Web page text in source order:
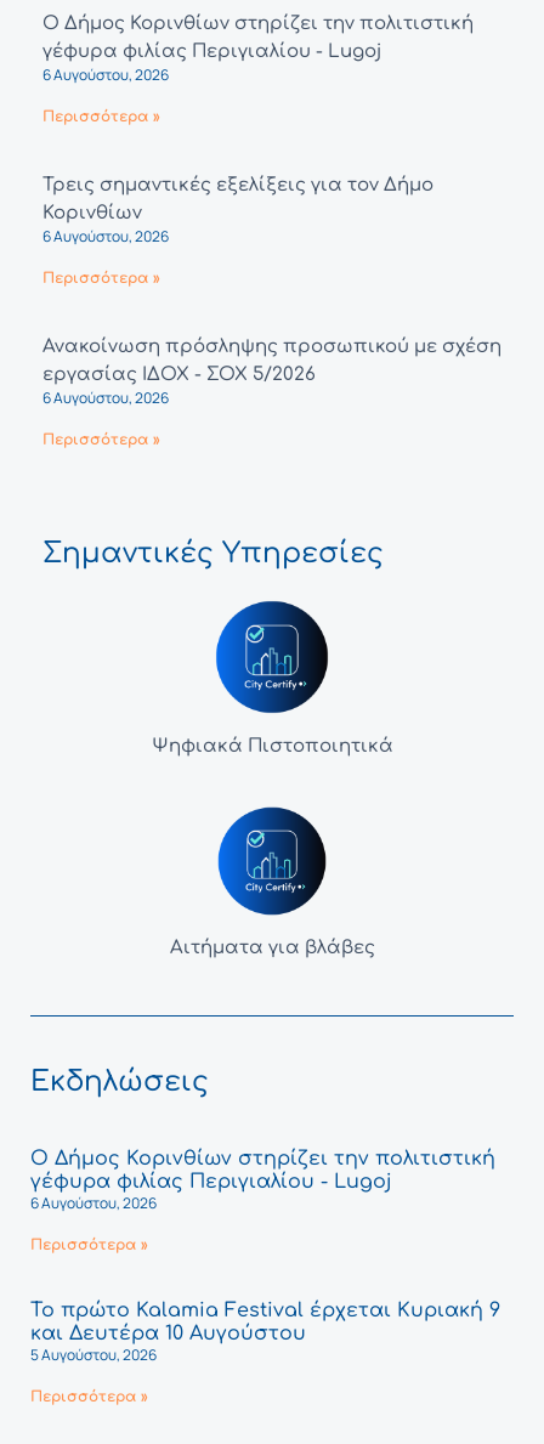
Ο Δήμος Κορινθίων στηρίζει την πολιτιστική
γέφυρα φιλίας Περιγιαλίου - Lugoj
6 Αυγούστου, 2026
Περισσότερα »
Τρεις σημαντικές εξελίξεις για τον Δήμο
Κορινθίων
6 Αυγούστου, 2026
Περισσότερα »
Ανακοίνωση πρόσληψης προσωπικού με σχέση
εργασίας ΙΔΟΧ - ΣΟΧ 5/2026
6 Αυγούστου, 2026
Περισσότερα »
Σημαντικές Υπηρεσίες
Ψηφιακά Πιστοποιητικά
Αιτήματα για βλάβες
Εκδηλώσεις
Ο Δήμος Κορινθίων στηρίζει την πολιτιστική
γέφυρα φιλίας Περιγιαλίου - Lugoj
6 Αυγούστου, 2026
Περισσότερα »
Το πρώτο Kalamia Festival έρχεται Κυριακή 9
και Δευτέρα 10 Αυγούστου
5 Αυγούστου, 2026
Περισσότερα »